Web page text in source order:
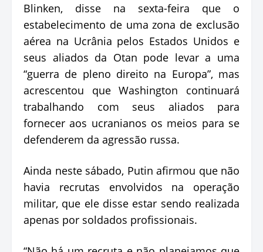
Blinken, disse na sexta-feira que o
estabelecimento de uma zona de exclusão
aérea na Ucrânia pelos Estados Unidos e
seus aliados da Otan pode levar a uma
“guerra de pleno direito na Europa”, mas
acrescentou que Washington continuará
trabalhando com seus aliados para
fornecer aos ucranianos os meios para se
defenderem da agressão russa.
Ainda neste sábado, Putin afirmou que não
havia recrutas envolvidos na operação
militar, que ele disse estar sendo realizada
apenas por soldados profissionais.